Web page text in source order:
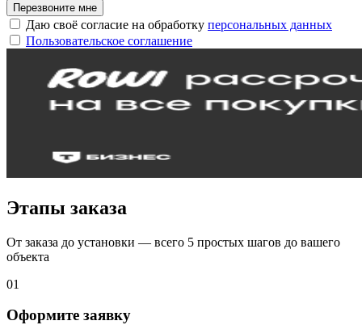
Перезвоните мне
Даю своё согласие на обработку персональных данных
Пользовательское соглашение
Этапы заказа
От заказа до установки — всего 5 простых шагов до вашего
объекта
01
Оформите заявку